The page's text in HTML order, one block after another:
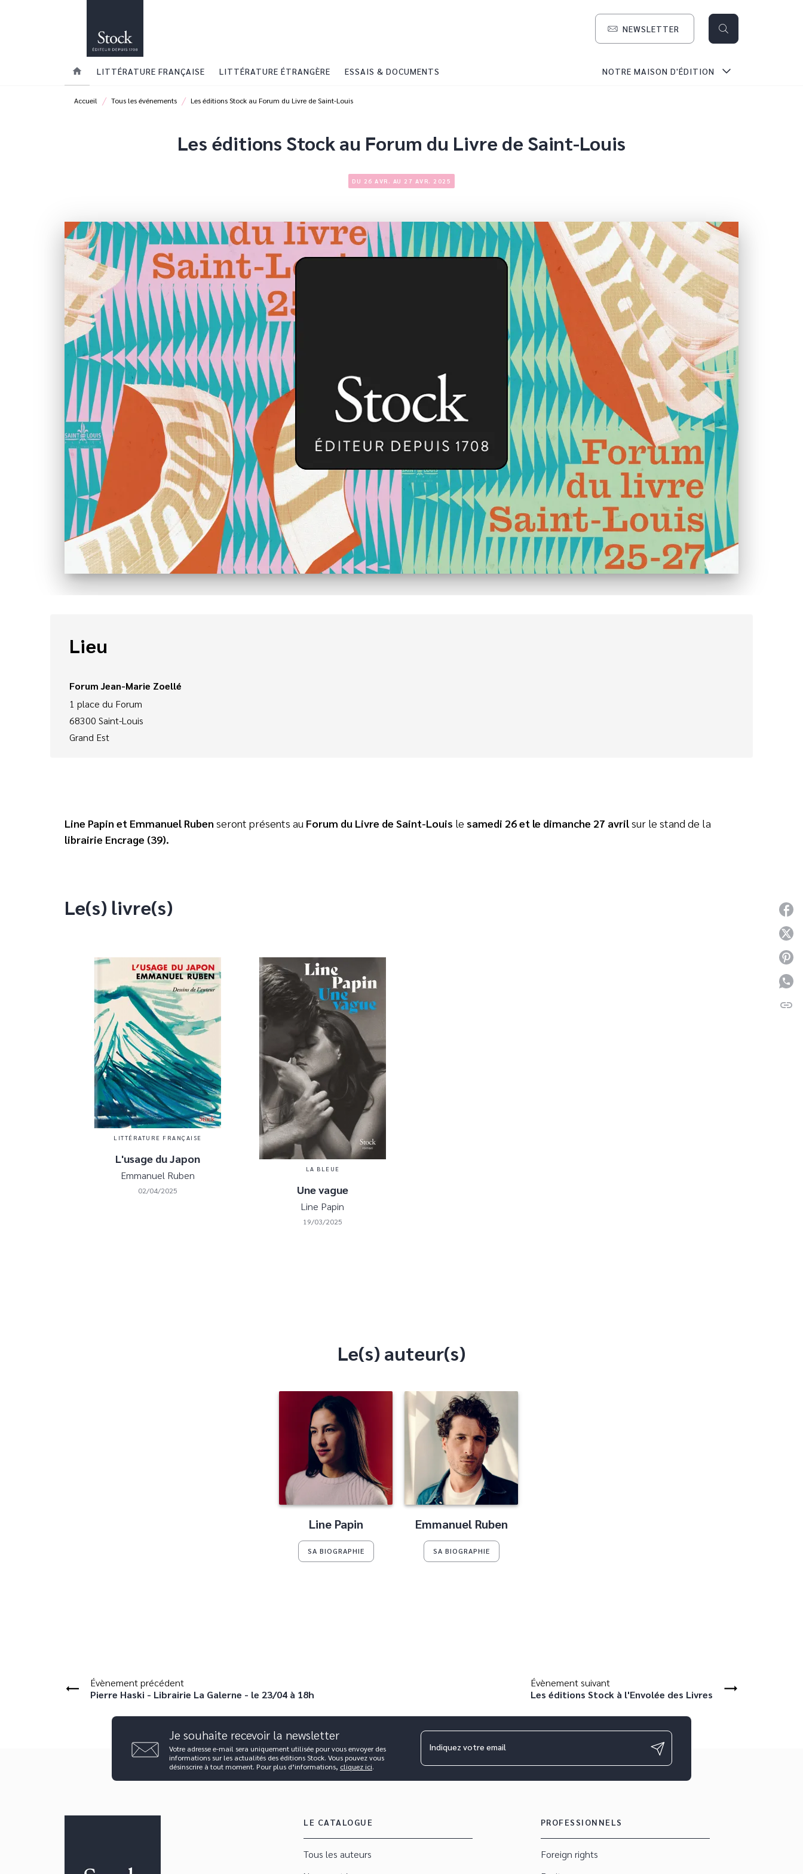
NEWSLETTER
home LITTÉRATURE FRANÇAISE LITTÉRATURE ÉTRANGÈRE ESSAIS & DOCUMENTS NOTRE MAISON D'ÉDITION
Accueil / Tous les événements / Les éditions Stock au Forum du Livre de Saint-Louis
Les éditions Stock au Forum du Livre de Saint-Louis
DU 26 AVR. AU 27 AVR. 2025
Lieu
Forum Jean-Marie Zoellé
1 place du Forum
68300 Saint-Louis
Grand Est
Line Papin et Emmanuel Ruben seront présents au Forum du Livre de Saint-Louis le samedi 26 et le dimanche 27 avrilsur le stand de la
librairie Encrage (39).
Le(s) livre(s)
LITTÉRATURE FRANÇAISE
L'usage du Japon
Emmanuel Ruben
02/04/2025
LA BLEUE
Une vague
Line Papin
19/03/2025
Le(s) auteur(s)
Line Papin
SA BIOGRAPHIE
Emmanuel Ruben
SA BIOGRAPHIE
link
Évènement précédent
Pierre Haski - Librairie La Galerne - le 23/04 à 18h
Évènement suivant
Les éditions Stock à l'Envolée des Livres
Je souhaite recevoir la newsletter
Votre adresse e-mail sera uniquement utilisée pour vous envoyer des
informations sur les actualités des éditions Stock. Vous pouvez vous
désinscrire à tout moment. Pour plus d’informations, cliquez ici.
Indiquez votre email
LE CATALOGUE
Tous les auteurs
PROFESSIONNELS
Foreign rights